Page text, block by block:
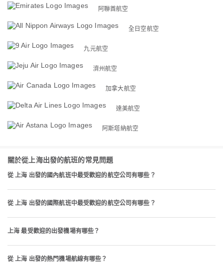
阿聯酋航空
全日空航空
九元航空
濟州航空
加拿大航空
達美航空
阿斯塔納航空
關於從上海出發的航班的常見問題
從 上海 出發的國內航班中最受歡迎的航空公司有哪些？
從 上海 出發的國際航班中最受歡迎的航空公司有哪些？
上海 最受歡迎的出發機場有哪些？
從 上海 出發的熱門機場航線有哪些？